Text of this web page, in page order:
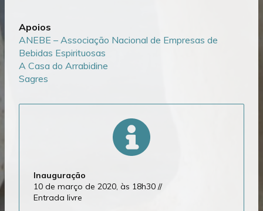
Apoios
ANEBE – Associação Nacional de Empresas de
Bebidas Espirituosas
A Casa do Arrabidine
Sagres
Inauguração
10 de março de 2020, às 18h30 //
Entrada livre